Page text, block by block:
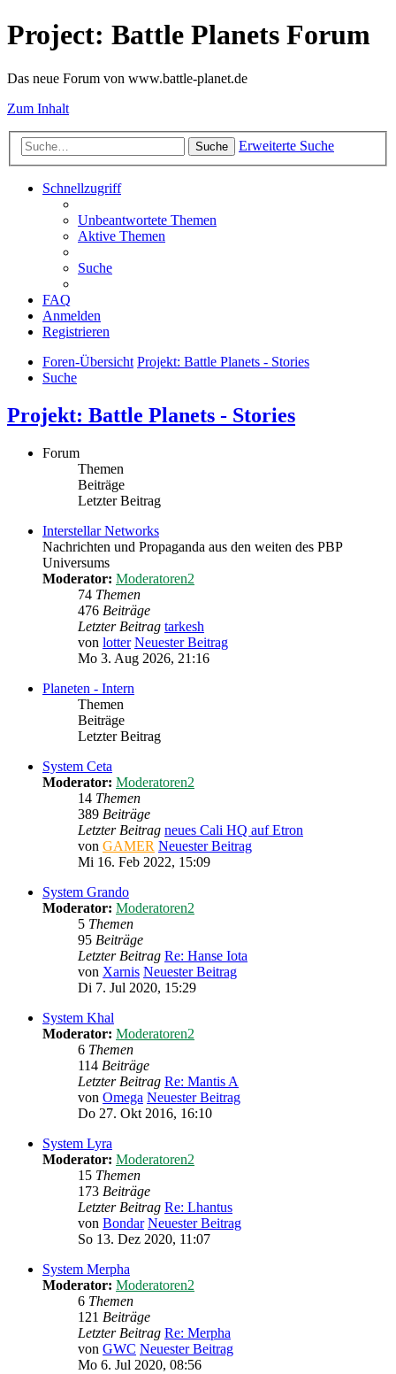
Project: Battle Planets Forum
Das neue Forum von www.battle-planet.de
Zum Inhalt
Suche Erweiterte Suche
Schnellzugriff
Unbeantwortete Themen
Aktive Themen
Suche
FAQ
Anmelden
Registrieren
Foren-Übersicht Projekt: Battle Planets - Stories
Suche
Projekt: Battle Planets - Stories
Forum
Themen
Beiträge
Letzter Beitrag
Interstellar Networks
Nachrichten und Propaganda aus den weiten des PBP
Universums
Moderator: Moderatoren2
74 Themen
476 Beiträge
Letzter Beitrag tarkesh
von lotter Neuester Beitrag
Mo 3. Aug 2026, 21:16
Planeten - Intern
Themen
Beiträge
Letzter Beitrag
System Ceta
Moderator: Moderatoren2
14 Themen
389 Beiträge
Letzter Beitrag neues Cali HQ auf Etron
von GAMER Neuester Beitrag
Mi 16. Feb 2022, 15:09
System Grando
Moderator: Moderatoren2
5 Themen
95 Beiträge
Letzter Beitrag Re: Hanse Iota
von Xarnis Neuester Beitrag
Di 7. Jul 2020, 15:29
System Khal
Moderator: Moderatoren2
6 Themen
114 Beiträge
Letzter Beitrag Re: Mantis A
von Omega Neuester Beitrag
Do 27. Okt 2016, 16:10
System Lyra
Moderator: Moderatoren2
15 Themen
173 Beiträge
Letzter Beitrag Re: Lhantus
von Bondar Neuester Beitrag
So 13. Dez 2020, 11:07
System Merpha
Moderator: Moderatoren2
6 Themen
121 Beiträge
Letzter Beitrag Re: Merpha
von GWC Neuester Beitrag
Mo 6. Jul 2020, 08:56